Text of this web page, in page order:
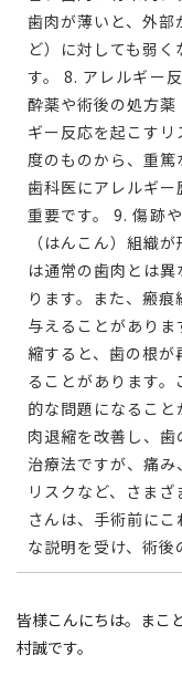
歯肉が薄いと、外
ど）に対しても弱
す。 8. アレルギー
酔薬や術後の処方
ギー反応を起こす
度のものから、重
歯科医にアレルギ
重要です。 9. 傷跡
（はんこん）組織
は通常の歯肉とは
ります。また、瘢
与えることがあり
縮すると、歯の根
ることがあります
的な問題になるこ
肉退縮を改善し、
治療法ですが、痛
リスクなど、さま
さんは、手術前に
な説明を受け、術後
皆様こんにちは。まこ
村誠です。